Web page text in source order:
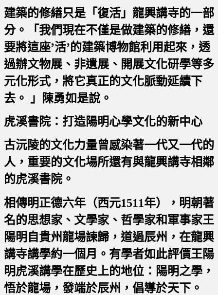
建築的修繕只是「復活」龍興講寺的一部
分。「我們現在不僅是做建築的修繕，還
要將這座’活’的建築博物館利用起來，透
過辦文物展、非遺展、開展文化研學等多
元化形式，將它真正的文化脈動延續下
去。 」陳勇如是說。
虎溪書院：打造陽明心學文化的新中心
古沅陵的文化力量曾感染著一代又一代的
人，重要的文化場所還有與龍興講寺相鄰
的虎溪書院。
相傳明正德六年（西元1511年），明朝著
名的思想家、文學家、哲學家和軍事家王
陽明自貴州龍場諫歸，道過辰州，在龍興
講寺講學約一個月。有學者如此評價王陽
明虎溪講學在歷史上的地位：陽明之學，
悟於龍場，發端於辰州，倡導於天下。